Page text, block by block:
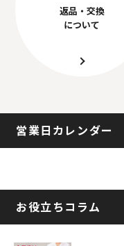
返品・交換
について
営業日カレンダー
お役立ちコラム